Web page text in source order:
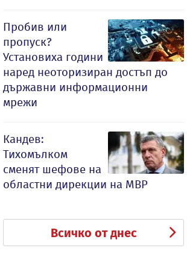
Пробив или
пропуск?
Установиха години
наред неоторизиран достъп до
държавни информационни
мрежи
Кандев:
Тихомълком
сменят шефове на
областни дирекции на МВР
Всичко от днес